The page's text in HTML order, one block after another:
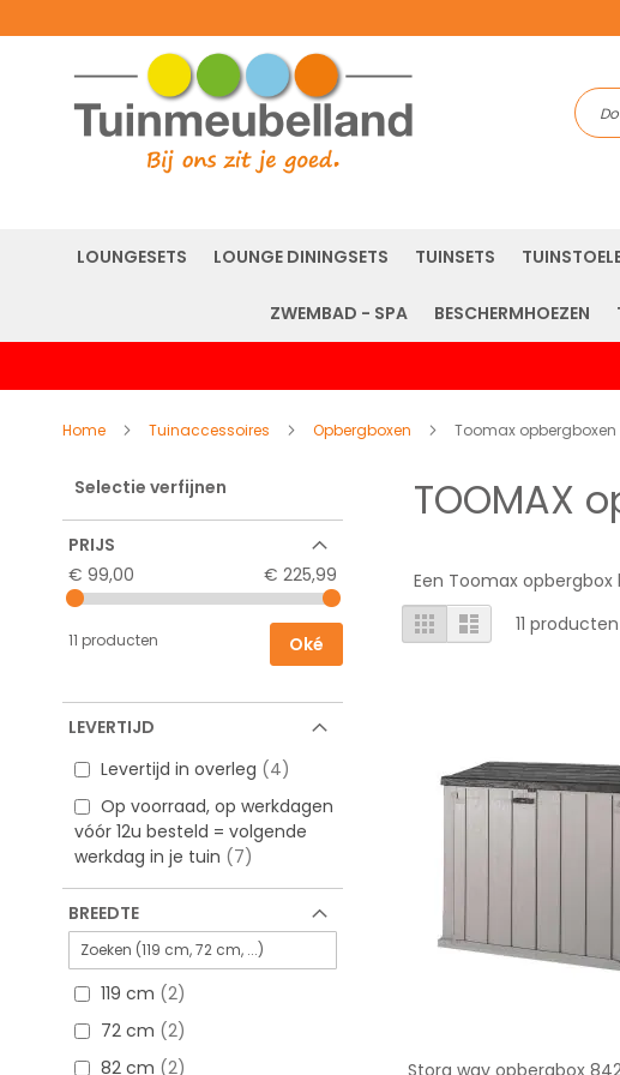
LOUNGESETS LOUNGE DININGSETS TUINSETS
ZWEMBAD - SPA BESCHERMHOEZEN
Home Tuinaccessoires Opbergboxen Toomax opbergboxen
TOOMAX
Een Toomax opbergbox
Tonen
als
Foto-
tabel
Lijst 11 producten
Selectie verfijnen
PRIJS
€ 99,00
€ 225,99
11 producten Oké
LEVERTIJD
Levertijd in overleg
4
Op voorraad, op werkdagen
vóór 12u besteld = volgende
werkdag in je tuin
7
BREEDTE
119 cm 2
72 cm 2
82 cm 2